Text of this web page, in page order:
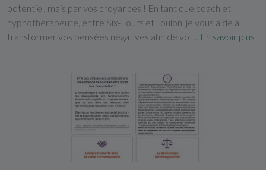
potentiel, mais par vos croyances ! En tant que coach et
hypnothérapeute, entre Six-Fours et Toulon, je vous aide à
transformer vos pensées négatives afin de vo ...
En savoir plus